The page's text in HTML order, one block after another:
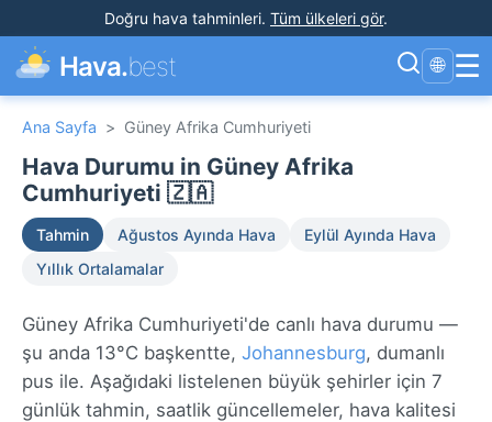
Doğru hava tahminleri. Tüm ülkeleri gör.
Hava.best 🌐 ☰
Ana Sayfa > Güney Afrika Cumhuriyeti
Hava Durumu in Güney Afrika
Cumhuriyeti 🇿🇦
Tahmin Ağustos Ayında Hava
Eylül Ayında Hava
Yıllık Ortalamalar
Güney Afrika Cumhuriyeti'de canlı hava durumu —
şu anda 13°C başkentte, Johannesburg, dumanlı
pus ile. Aşağıdaki listelenen büyük şehirler için 7
günlük tahmin, saatlik güncellemeler, hava kalitesi